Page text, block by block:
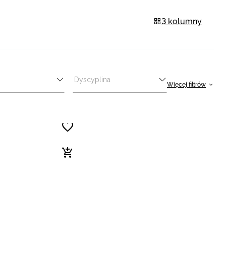
3 kolumny
Dyscyplina
Więcej filtrów